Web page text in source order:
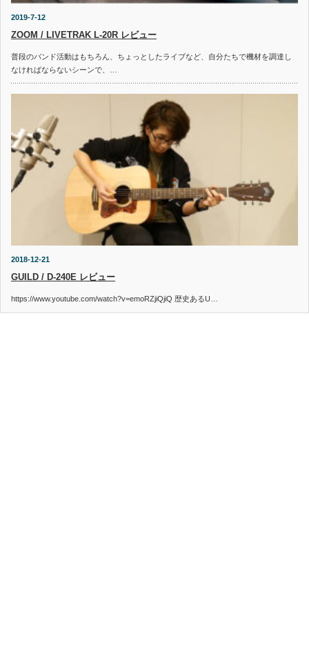
2019-7-12
ZOOM / LIVETRAK L-20R レビュー
普段のバンド活動はもちろん、ちょっとしたライブなど、自分たちで機材を調達し
なければならないシーンで、…
2018-12-21
GUILD / D-240E レビュー
https://www.youtube.com/watch?v=emoRZjiQjiQ 歴史あるU…